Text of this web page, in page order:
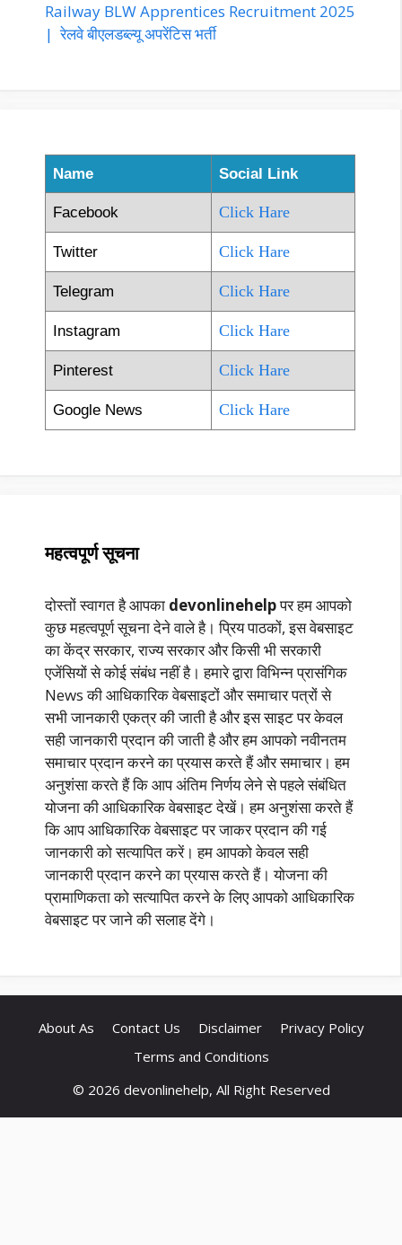
Railway BLW Apprentices Recruitment 2025
| रेलवे बीएलडब्ल्यू अपरेंटिस भर्ती
Name Social Link
Facebook Click Hare
Twitter Click Hare
Telegram Click Hare
Instagram Click Hare
Pinterest Click Hare
Google News Click Hare
महत्वपूर्ण सूचना
दोस्तों स्वागत है आपका devonlinehelpपर हम आपको
कुछ महत्वपूर्ण सूचना देने वाले है। प्रिय पाठकों, इस वेबसाइट
का केंद्र सरकार, राज्य सरकार और किसी भी सरकारी
एजेंसियों से कोई संबंध नहीं है। हमारे द्वारा विभिन्न प्रासंगिक
News की आधिकारिक वेबसाइटों और समाचार पत्रों से
सभी जानकारी एकत्र की जाती है और इस साइट पर केवल
सही जानकारी प्रदान की जाती है और हम आपको नवीनतम
समाचार प्रदान करने का प्रयास करते हैं और समाचार। हम
अनुशंसा करते हैं कि आप अंतिम निर्णय लेने से पहले संबंधित
योजना की आधिकारिक वेबसाइट देखें। हम अनुशंसा करते हैं
कि आप आधिकारिक वेबसाइट पर जाकर प्रदान की गई
जानकारी को सत्यापित करें। हम आपको केवल सही
जानकारी प्रदान करने का प्रयास करते हैं। योजना की
प्रामाणिकता को सत्यापित करने के लिए आपको आधिकारिक
वेबसाइट पर जाने की सलाह देंगे।
About As Contact Us Disclaimer
Privacy Policy
Terms and Conditions
© 2026 devonlinehelp, All Right Reserved